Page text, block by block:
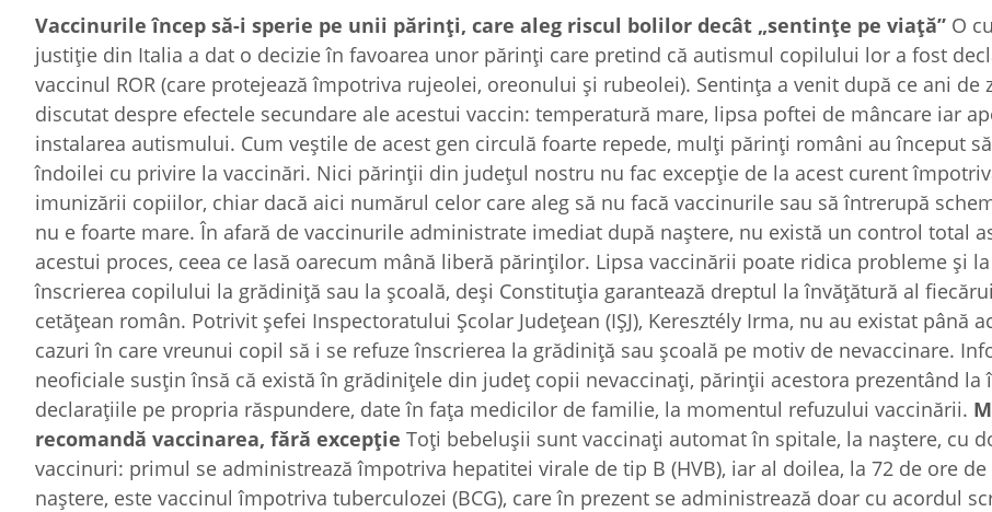
Vaccinurile încep să-i sperie pe unii părinți, care aleg riscul bolilor decât „sentințe pe viață” O
justiție din Italia a dat o decizie în favoarea unor părinți care pretind că autismul copilului lor a fost
vaccinul ROR (care protejează împotriva rujeolei, oreonului și rubeolei). Sentința a venit după ce ani de
discutat despre efectele secundare ale acestui vaccin: temperatură mare, lipsa poftei de mâncare iar
instalarea autismului. Cum veștile de acest gen circulă foarte repede, mulți părinți români au început
îndoilei cu privire la vaccinări. Nici părinții din județul nostru nu fac excepție de la acest curent
imunizării copiilor, chiar dacă aici numărul celor care aleg să nu facă vaccinurile sau să întrerupă
nu e foarte mare. În afară de vaccinurile administrate imediat după naștere, nu există un control total
acestui proces, ceea ce lasă oarecum mână liberă părinților. Lipsa vaccinării poate ridica probleme și la
înscrierea copilului la grădiniță sau la școală, deși Constituția garantează dreptul la învățătură al fiecărui
cetățean român. Potrivit șefei Inspectoratului Școlar Județean (IȘJ), Keresztély Irma, nu au existat până
cazuri în care vreunui copil să i se refuze înscrierea la grădiniță sau școală pe motiv de nevaccinare.
neoficiale susțin însă că există în grădinițele din județ copii nevaccinați, părinții acestora prezentând la
declarațiile pe propria răspundere, date în fața medicilor de familie, la momentul refuzului vaccinării.
recomandă vaccinarea, fără excepție Toți bebelușii sunt vaccinați automat în spitale, la naștere, cu
vaccinuri: primul se administrează împotriva hepatitei virale de tip B (HVB), iar al doilea, la 72 de ore de
naștere, este vaccinul împotriva tuberculozei (BCG), care în prezent se administrează doar cu acordul